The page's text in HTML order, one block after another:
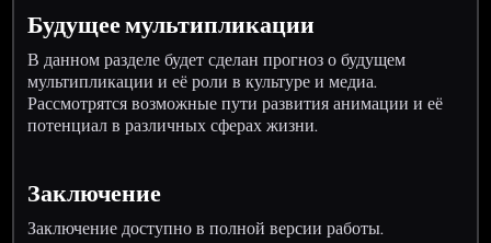
Будущее мультипликации
В данном разделе будет сделан прогноз о будущем
мультипликации и её роли в культуре и медиа.
Рассмотрятся возможные пути развития анимации и её
потенциал в различных сферах жизни.
Заключение
Заключение доступно в полной версии работы.